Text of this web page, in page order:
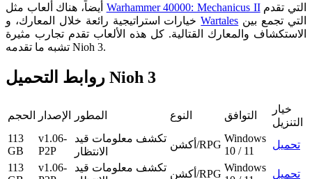
Warhammer 40000: Mechanicus IIالتي تقدم
خيارات استراتيجية رائعة خلال المعارك، وWartales
الاستكشاف والمعارك القتالية. كل هذه الألعاب تقدم تجارب مثيرة
تشبه ما تقدمه Nioh 3.
روابط التحميل Nioh 3
الحجم الإصدار المطور النوع التوافق
خيار
التنزيل
113
GB
v1.06-
P2P
تكشف معلومات قيد
الانتظار
أكشن/RPG
Windows
10 / 11
تحميل
113
v1.06-
تكشف معلومات قيد
أكشن/RPG
Windows
تحميل